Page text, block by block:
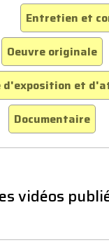
Entretien et
Oeuvre originale
et
Documentaire
vidéos